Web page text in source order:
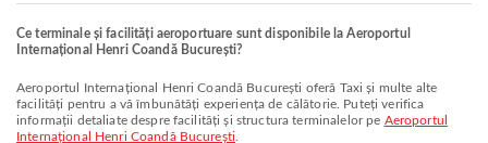
Ce terminale și facilități aeroportuare sunt disponibile la Aeroportul
Internațional Henri Coandă București?
Aeroportul Internațional Henri Coandă București oferă Taxi și multe alte
facilități pentru a vă îmbunătăți experiența de călătorie. Puteți verifica
informații detaliate despre facilități și structura terminalelor pe Aeroportul
Internațional Henri Coandă București